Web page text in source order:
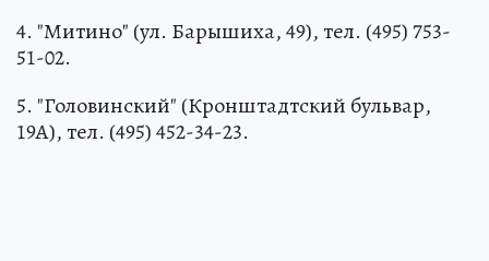
4. "Митино" (ул. Барышиха, 49), тел. (495) 753-
51-02.
5. "Головинский" (Кронштадтский бульвар,
19А), тел. (495) 452-34-23.